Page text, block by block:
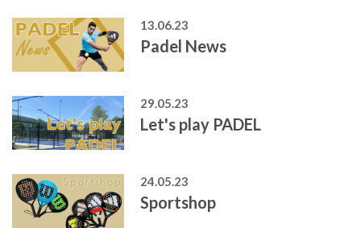
13.06.23
Padel News
29.05.23
Let's play PADEL
24.05.23
Sportshop